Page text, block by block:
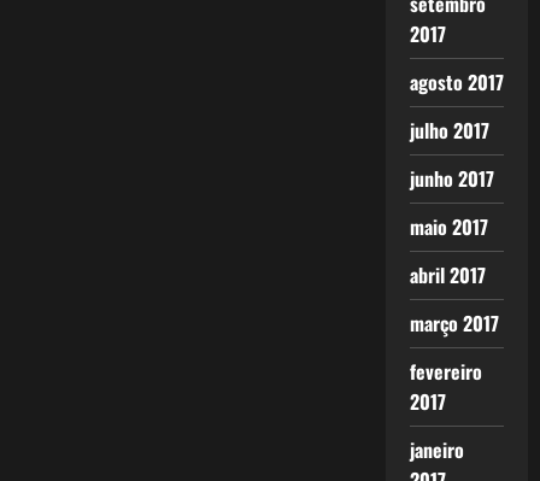
2017
agosto 2017
julho 2017
junho 2017
maio 2017
abril 2017
março 2017
fevereiro
2017
janeiro